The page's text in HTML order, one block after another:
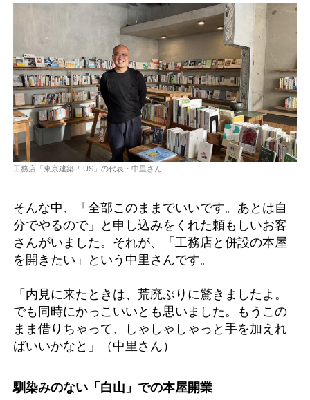
工務店「東京建築PLUS」の代表・中里さん
そんな中、「全部このままでいいです。あとは自
分でやるので」と申し込みをくれた頼もしいお客
さんがいました。それが、「工務店と併設の本屋
を開きたい」という中里さんです。
「内見に来たときは、荒廃ぶりに驚きましたよ。
でも同時にかっこいいとも思いました。もうこの
まま借りちゃって、しゃしゃしゃっと手を加えれ
ばいいかなと」（中里さん）
馴染みのない「白山」での本屋開業